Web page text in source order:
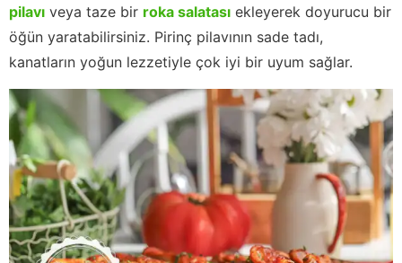
pilavı veya taze bir roka salatası ekleyerek doyurucu bir
öğün yaratabilirsiniz. Pirinç pilavının sade tadı,
kanatların yoğun lezzetiyle çok iyi bir uyum sağlar.